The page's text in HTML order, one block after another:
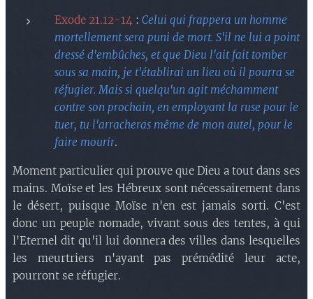
Exode 21.12-14 : Celui qui frappera un homme
mortellement sera puni de mort. S'il ne lui a point
dressé d'embûches, et que Dieu l'ait fait tomber
sous sa main, je t'établirai un lieu où il pourra se
réfugier. Mais si quelqu'un agit méchamment
contre son prochain, en employant la ruse pour le
tuer, tu l'arracheras même de mon autel, pour le
faire mourir.
Moment particulier qui prouve que Dieu a tout dans ses
mains. Moïse et les Hébreux sont nécessairement dans
le désert, puisque Moïse n'en est jamais sorti. C'est
donc un peuple nomade, vivant sous des tentes, à qui
l'Eternel dit qu'il lui donnera des villes dans lesquelles
les meurtriers n'ayant pas prémédité leur acte,
pourront se réfugier.